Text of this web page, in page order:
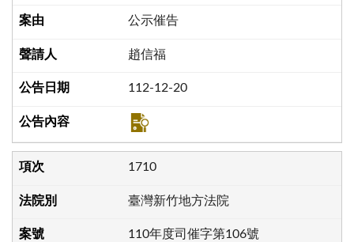
公示催告
趙信福
112-12-20
1710
臺灣新竹地方法院
110年度司催字第106號